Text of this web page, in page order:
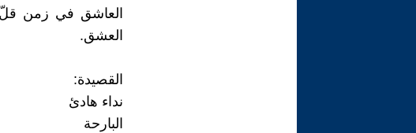
العاشق في زمن قلّ
العشق.
القصيدة:
نداء هادئ
البارحة